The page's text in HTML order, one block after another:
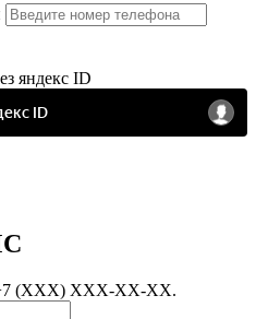
яндекс ID
(ХХХ) ХХХ-ХХ-ХХ.